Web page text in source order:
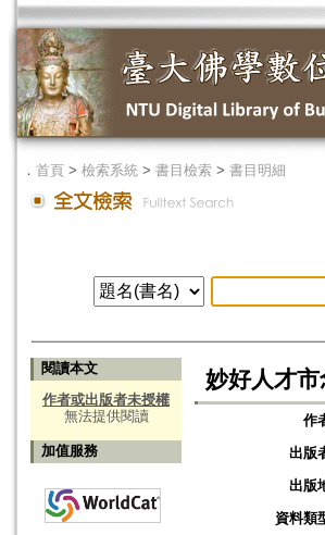
． 首頁 > 檢索系統 > 書目檢索 > 書目明細
閱讀本文
作者或出版者未授權
無法提供閱讀
加值服務
妙好人才
作
出版
出版
資料類